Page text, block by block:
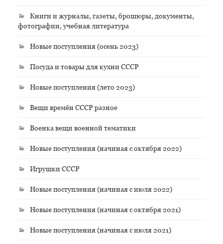
Книги и журналы, газеты, брошюры, документы,
фотографии, учебная литература
Новые поступления (осень 2023)
Посуда и товары для кухни СССР
Новые поступления (лето 2023)
Вещи времён СССР разное
Военка вещи военной тематики
Новые поступления (начиная с октября 2022)
Игрушки СССР
Новые поступления (начиная с июля 2022)
Новые поступления (начиная с октября 2021)
Новые поступления (начиная с июля 2021)